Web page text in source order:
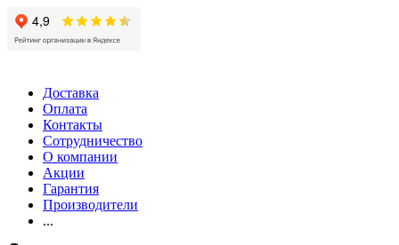
Доставка
Оплата
Контакты
Сотрудничество
О компании
Акции
Гарантия
Производители
...